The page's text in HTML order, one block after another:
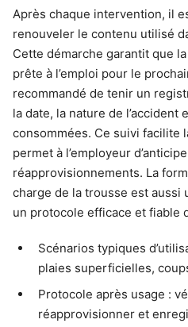
Après chaque intervention, il
renouveler le contenu utilisé
Cette démarche garantit que
prête à l’emploi pour le
recommandé de tenir un
la date, la nature de l’accident
consommées. Ce suivi facilite
permet à l’employeur
réapprovisionnements. La
charge de la trousse est aussi
un protocole efficace et fiable
Scénarios typiques
plaies superficielles,
Protocole après usage :
réapprovisionner et